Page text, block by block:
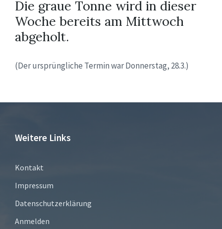
Die graue Tonne wird in dieser
Woche bereits am Mittwoch
abgeholt.
(Der ursprüngliche Termin war Donnerstag, 28.3.)
Weitere Links
Kontakt
Impressum
Datenschutzerklärung
Anmelden